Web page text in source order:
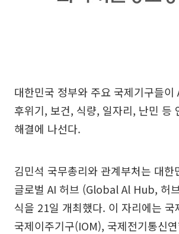
대한민국 정부와 주요 국제기구들이
후위기, 보건, 식량, 일자리, 난민 등
해결에 나선다.
김민석 국무총리와 관계부처는 대
글로벌 AI 허브 (Global Al Hub, 허
식을 21일 개최했다. 이 자리에는 국
국제이주기구(IOM), 국제전기통신